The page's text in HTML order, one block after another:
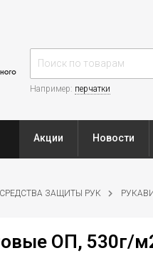
Например: перчатки
Акции Новости
СРЕДСТВА ЗАЩИТЫ РУК
ОП, 530г/